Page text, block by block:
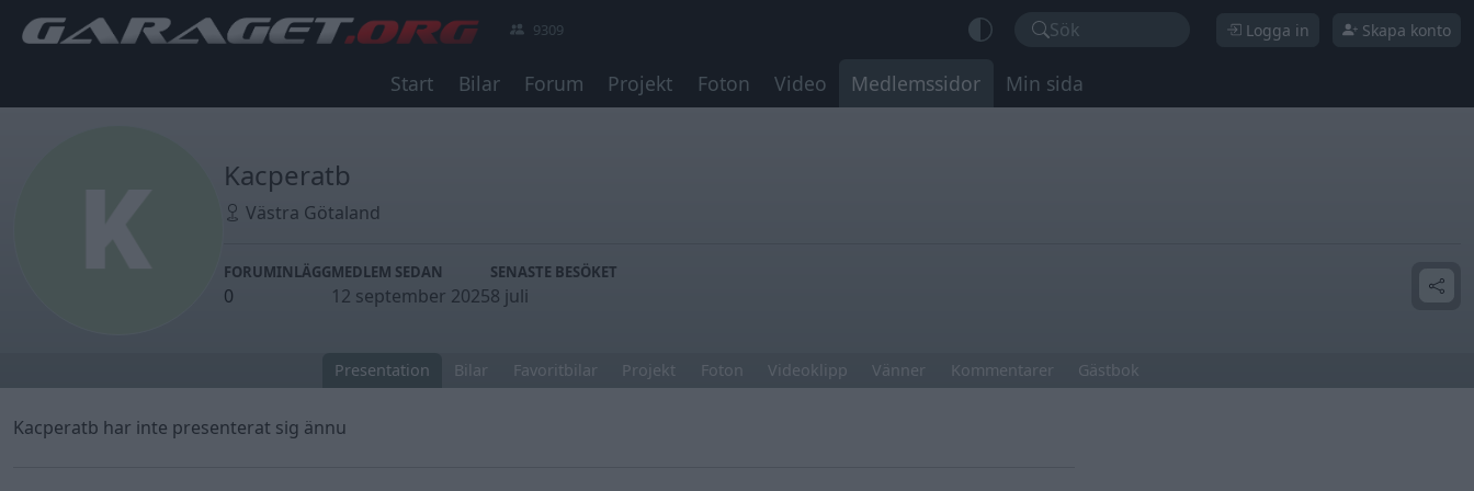
9309 Sök Logga in Skapa konto
Start Bilar Forum Projekt Foton Video Medlemssidor Min sida
Kacperatb
Västra Götaland
FORUMINLÄGG
0
MEDLEM SEDAN
12 september 2025
SENASTE BESÖKET
8 juli
Presentation Bilar Favoritbilar Projekt Foton Videoklipp Vänner Kommentarer Gästbok
Kacperatb har inte presenterat sig ännu